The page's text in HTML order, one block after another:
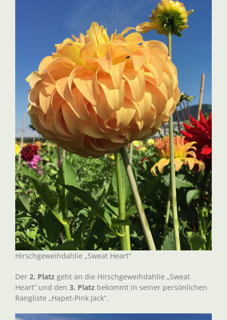
Hirschgeweihdahlie „Sweat Heart“
Der 2. Platz geht an die Hirschgeweihdahlie „Sweat
Heart“ und den 3. Platz bekommt in seiner persönlichen
Rangliste „Hapet-Pink Jack“.